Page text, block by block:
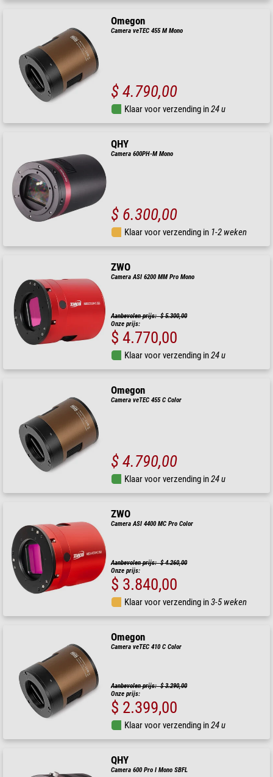
Omegon
Camera veTEC 455 M Mono
$ 4.790,00
Klaar voor verzending in24 u
QHY
Camera 600PH-M Mono
$ 6.300,00
Klaar voor verzending in 1-2 weken
ZWO
Camera ASI 6200 MM Pro Mono
Aanbevolen prijs: $ 5.300,00
Onze prijs:
$ 4.770,00
Klaar voor verzending in24 u
Omegon
Camera veTEC 455 C Color
$ 4.790,00
Klaar voor verzending in24 u
ZWO
Camera ASI 4400 MC Pro Color
Aanbevolen prijs: $ 4.260,00
Onze prijs:
$ 3.840,00
Klaar voor verzending in3-5 weken
Omegon
Camera veTEC 410 C Color
Aanbevolen prijs: $ 3.290,00
Onze prijs:
$ 2.399,00
Klaar voor verzending in24 u
QHY
Camera 600 Pro I Mono SBFL